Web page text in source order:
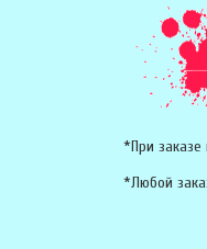
*При заказе
*Любой